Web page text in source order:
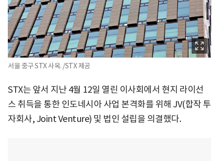
서울 중구 STX 사옥. /STX 제공
STX는 앞서 지난 4월 12일 열린 이사회에서 현지 라이선
스 취득을 통한 인도네시아 사업 본격화를 위해 JV(합작 투
자회사, Joint Venture) 및 법인 설립을 의결했다.